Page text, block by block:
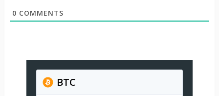
0 COMMENTS
BTC